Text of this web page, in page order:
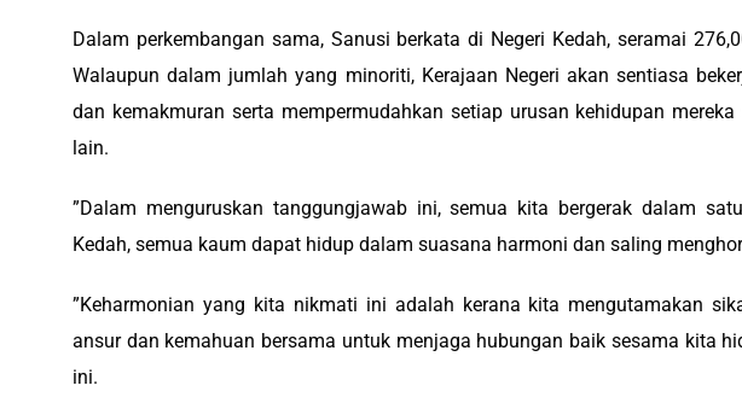
Dalam perkembangan sama, Sanusi berkata di Negeri Kedah, seramai
Walaupun dalam jumlah yang minoriti, Kerajaan Negeri akan sentiasa
dan kemakmuran serta mempermudahkan setiap urusan kehidupan
lain.
‎”Dalam menguruskan tanggungjawab ini, semua kita bergerak dalam
Kedah, semua kaum dapat hidup dalam suasana harmoni dan saling
‎”Keharmonian yang kita nikmati ini adalah kerana kita mengutamakan
ansur dan kemahuan bersama untuk menjaga hubungan baik sesama kita
ini.